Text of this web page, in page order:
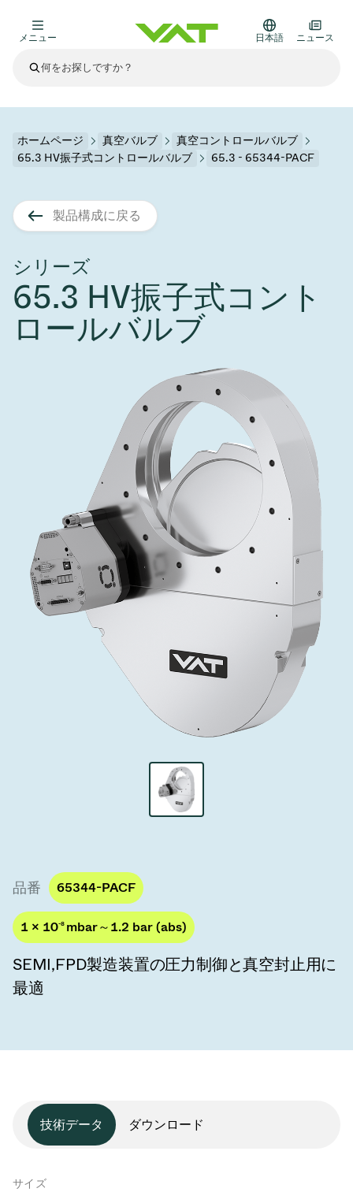
ニュース
9月 17, 2026 イベント情報
Semicon India 2026で精密技術を追求
し、進歩を支えます。
日本語
メニュー
真空アイソレーションバルブ
真空ゲートバルブ
真空アングルバルブ、インラインバルブ、シリンダーバル
真空バタフライバルブ
真空振り子式バルブ
圧力リリーフ／ベントバルブ
ガス封入弁
3ポジションバルブ
バキュームチェックバルブ
緊急遮断/ビームストッパーバルブ
真空オールメタルバルブ
真空トランスファーバルブ
真空トランスファードア
ITER真空バルブカタログ
真空バルブ技術
その他製品
フランジコネクタとガスケット
モーションコンポーネント
VATエッジ溶接メタルベローズ
真空モジュール
基板搬送
サブファブシステム
ディスプレイ製造
スパッタリング
薄膜封止(CVD)
OLEDのインクジェット印刷
サブファブシステム
科学機器と医学
医療・医薬品分野
科学機器
真空輸送
バッテリー製造
医薬品の凍結乾燥
サブファブシステム
高エネルギー物理学
あなたのアプリケーション
製品サービス
スペアパーツ
標準修理サービス
VATサービスセンター
企業責任
Presentations
Shares and debt
Analyst coverage
Contact for investors
News services
サプライチェーンマネジメント
Glossary
連絡先
ホームページ 真空バルブ
真空コントロールバルブ
65.3 HV振子式コントロールバルブ
65.3 - 65344-PACF
製品構成に戻る
シリーズ
65.3 HV振子式コント
ロールバルブ
品番 65344-PACF
1 × 10-8 mbar～1.2 bar (abs)
SEMI,FPD製造装置の圧力制御と真空封止用に
最適
技術データ ダウンロード
サイズ